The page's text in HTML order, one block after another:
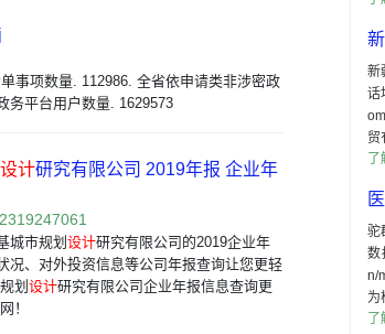
事项数量. 112986. 全省依申请类非涉密政
务平台用户数量. 1629573
设计研究有限公司 2019年报 企业年
城市规划设计研究有限公司的2019企业年
况、对外投资信息等公司年报查询让您更轻
划设计研究有限公司企业年报信息查询更
！
新
话
贸
驼
数
n/
为